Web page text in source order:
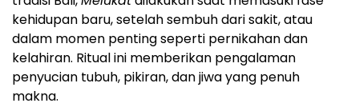
kehidupan baru, setelah sembuh dari sakit, atau
dalam momen penting seperti pernikahan dan
kelahiran. Ritual ini memberikan pengalaman
penyucian tubuh, pikiran, dan jiwa yang penuh
makna.